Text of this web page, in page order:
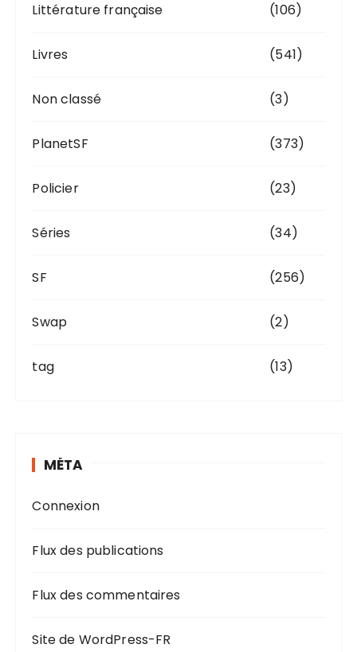
Littérature française (106)
Livres (541)
Non classé (3)
PlanetSF (373)
Policier (23)
Séries (34)
SF (256)
Swap (2)
tag (13)
MÉTA
Connexion
Flux des publications
Flux des commentaires
Site de WordPress-FR